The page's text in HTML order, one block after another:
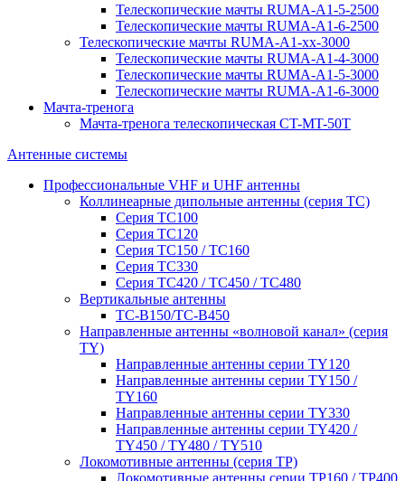
Телескопические мачты RUMA-A1-5-2500
Телескопические мачты RUMA-A1-6-2500
Телескопические мачты RUMA-A1-xx-3000
Телескопические мачты RUMA-A1-4-3000
Телескопические мачты RUMA-A1-5-3000
Телескопические мачты RUMA-A1-6-3000
Мачта-тренога
Мачта-тренога телескопическая CT-MT-50T
Антенные системы
Профессиональные VHF и UHF антенны
Коллинеарные дипольные антенны (серия ТС)
Серия ТС100
Серия ТC120
Серия ТС150 / ТС160
Серия ТС330
Серия ТС420 / ТС450 / ТС480
Вертикальные антенны
ТС-В150/ТС-В450
Направленные антенны «волновой канал» (серия
ТY)
Направленные антенны серии ТY120
Направленные антенны серии ТY150 /
ТY160
Направленные антенны серии ТY330
Направленные антенны серии ТY420 /
ТY450 / ТY480 / ТY510
Локомотивные антенны (серия ТP)
Локомотивные антенны серии ТP160 / ТР400